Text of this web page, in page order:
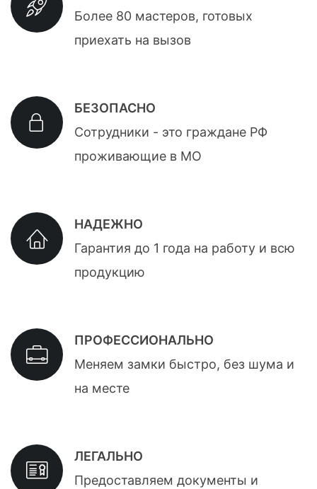
Более 80 мастеров, готовых
приехать на вызов
БЕЗОПАСНО
Сотрудники - это граждане РФ
проживающие в МО
НАДЕЖНО
Гарантия до 1 года на работу и всю
продукцию
ПРОФЕССИОНАЛЬНО
Меняем замки быстро, без шума и
на месте
ЛЕГАЛЬНО
Предоставляем документы и